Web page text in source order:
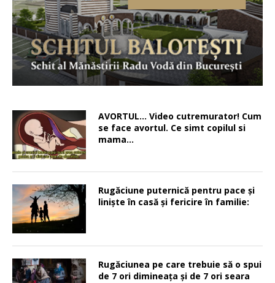
AVORTUL… Video cutremurator! Cum
se face avortul. Ce simt copilul si
mama…
Rugăciune puternică pentru pace şi
linişte în casă şi fericire în familie:
Rugăciunea pe care trebuie să o spui
de 7 ori dimineața și de 7 ori seara